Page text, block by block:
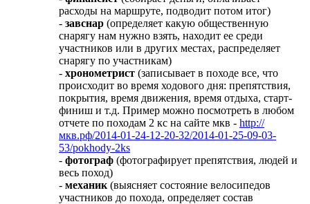
расходы на маршруте, подводит потом итог)
- завснар (определяет какую общественную
снарягу нам нужно взять, находит ее среди
участников или в других местах, распределяет
снарягу по участникам)
- хронометрист (записывает в походе все, что
происходит во время ходового дня: препятствия,
покрытия, время движения, время отдыха, старт-
финиш и т.д. Пример можно посмотреть в любом
отчете по походам 2 кс на сайте мкв - http://
мкв.рф/2014-01-24-12-20-32/2014-01-25-09-03-
53/pokhody-2ks
- фотограф (фотографирует препятствия, людей и
весь поход)
- механик (выясняет состояние велосипедов
участников до похода, определяет состав